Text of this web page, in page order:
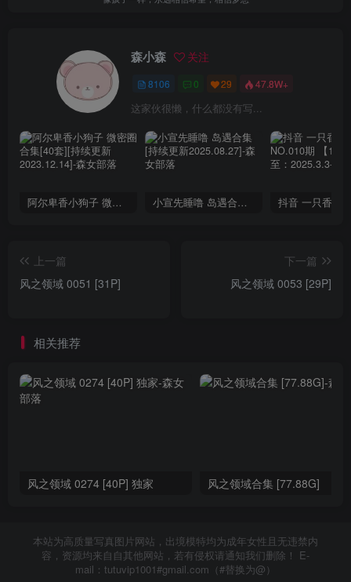
森小森 关注
8106 0 29 47.8W+
这家伙很懒，什么都没有写...
阿尔卑香小狗子 微密圈合集[40套][持续更新2023.12.14] 小宣先睡噜 岛遇合集[持续更新2025.08.27]
上一篇
风之领域 0051 [31P]
下一篇
风之领域 0053 [29P]
相关推荐
风之领域 0274 [40P] 独家 风之领域合集 [77.88G]
本站为高质量写真图片网站，出境模特均为成年女性且无违禁内
容，资源均来自自其他网站，若有侵权请通知我们删除！ E-
mail：tutuvip1001#gmail.com（#替换为@）